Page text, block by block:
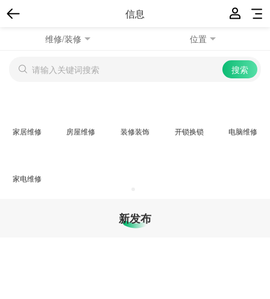
信息
维修/装修 位置
家居维修 房屋维修 装修装饰 开锁换锁 电脑维修
家电维修
新发布